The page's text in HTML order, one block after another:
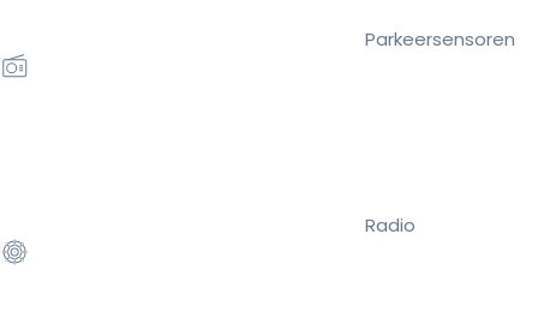
Parkeersensoren
Radio